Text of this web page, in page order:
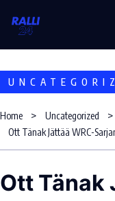
Home
Uncategorized
Ott Tänak